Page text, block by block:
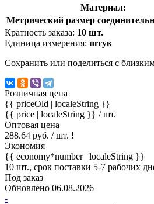
Материал:
Метрический размер
Кратность заказа: 10 шт.
Единица измерения: штук
Сохранить или поделиться с
Розничная цена
{{ priceOld | localeString }}
{{ price | localeString }} / шт.
Оптовая цена
288.64 руб. / шт. !
Экономия
{{ economy*number | localeString }}
10 шт., срок поставки 5-7 рабочих
Под заказ
Обновлено 06.08.2026
-